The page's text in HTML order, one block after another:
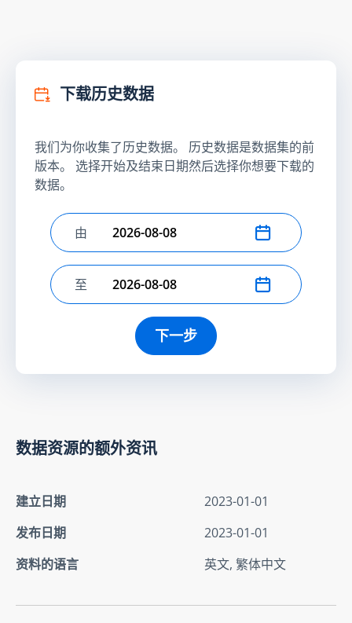
下载历史数据
我们为你收集了历史数据。 历史数据是数据集的前
版本。 选择开始及结束日期然后选择你想要下载的
数据。
选择开始日期
由
选择结束日期
至
下一步
数据资源的额外资讯
建立日期
2023-01-01
发布日期
2023-01-01
资料的语言
英文, 繁体中文